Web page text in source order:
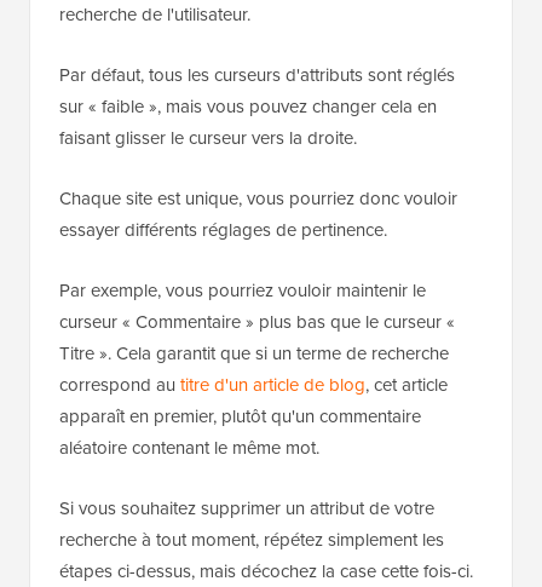
recherche de l'utilisateur.
Par défaut, tous les curseurs d'attributs sont réglés
sur « faible », mais vous pouvez changer cela en
faisant glisser le curseur vers la droite.
Chaque site est unique, vous pourriez donc vouloir
essayer différents réglages de pertinence.
Par exemple, vous pourriez vouloir maintenir le
curseur « Commentaire » plus bas que le curseur «
Titre ». Cela garantit que si un terme de recherche
correspond au titre d'un article de blog, cet article
apparaît en premier, plutôt qu'un commentaire
aléatoire contenant le même mot.
Si vous souhaitez supprimer un attribut de votre
recherche à tout moment, répétez simplement les
étapes ci-dessus, mais décochez la case cette fois-ci.